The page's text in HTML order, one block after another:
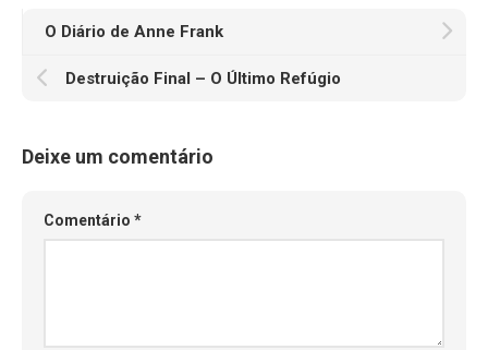
O Diário de Anne Frank
Destruição Final – O Último Refúgio
Deixe um comentário
Comentário *